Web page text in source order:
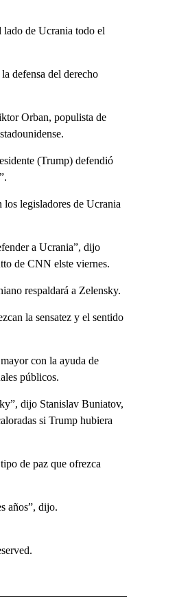
de Ucrania todo el
defensa del derecho
Orban, populista de
(Trump) defendió
legisladores de Ucrania
a Ucrania”, dijo
de CNN elste viernes.
respaldará a Zelensky.
la sensatez y el sentido
con la ayuda de
públicos.
dijo Stanislav Buniatov,
si Trump hubiera
de paz que ofrezca
años”, dijo.